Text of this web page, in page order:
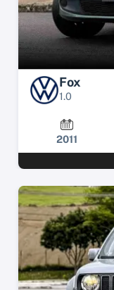
Fox
1.0
2011